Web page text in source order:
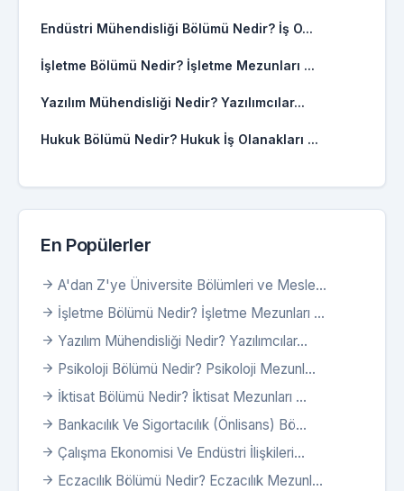
Endüstri Mühendisliği Bölümü Nedir? İş O...
İşletme Bölümü Nedir? İşletme Mezunları ...
Yazılım Mühendisliği Nedir? Yazılımcılar...
Hukuk Bölümü Nedir? Hukuk İş Olanakları ...
En Popülerler
A'dan Z'ye Üniversite Bölümleri ve Mesle...
İşletme Bölümü Nedir? İşletme Mezunları ...
Yazılım Mühendisliği Nedir? Yazılımcılar...
Psikoloji Bölümü Nedir? Psikoloji Mezunl...
İktisat Bölümü Nedir? İktisat Mezunları ...
Bankacılık Ve Sigortacılık (Önlisans) Bö...
Çalışma Ekonomisi Ve Endüstri İlişkileri...
Eczacılık Bölümü Nedir? Eczacılık Mezunl...